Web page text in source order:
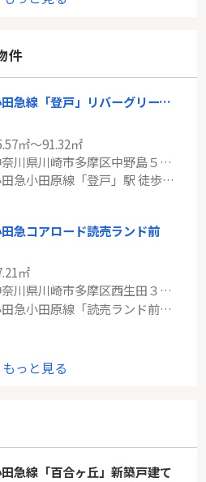
川県横浜市神奈川区台町2-4
東北線「横浜」駅 徒歩6分
㎡～90.57㎡
京都世田谷区宇奈根３丁目
件
小田急線「登戸」リバーグリーン和泉
㎡～91.32㎡
神奈川県川崎市多摩区中野島５丁目
小田急小田原線「登戸」駅 徒歩17分
急コアロード読売ランド前
㎡
神奈川県川崎市多摩区西生田３丁目
小田急小田原線「読売ランド前」駅 徒歩8分
もっと見る
急線「百合ヶ丘」新築戸建て